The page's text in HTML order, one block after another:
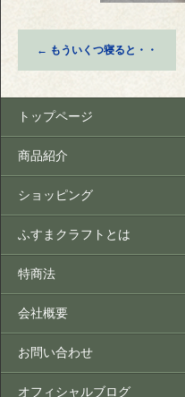
← もういくつ寝ると・・
トップページ
商品紹介
ショッピング
ふすまクラフトとは
特商法
会社概要
お問い合わせ
オフィシャルブログ